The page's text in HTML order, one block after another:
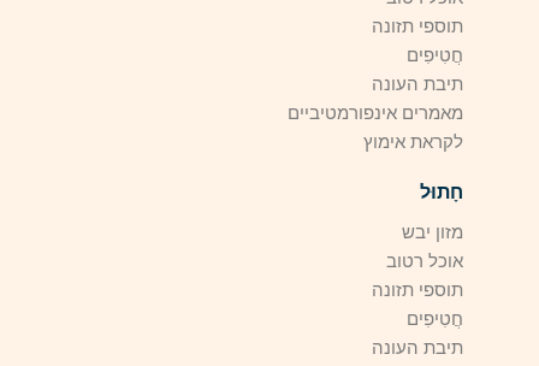
תוספי תזונה
חֲטִיפִים
תיבת העונה
מאמרים אינפורמטיביים
לקראת אימוץ
חָתוּל
מזון יבש
אוכל רטוב
תוספי תזונה
חֲטִיפִים
תיבת העונה